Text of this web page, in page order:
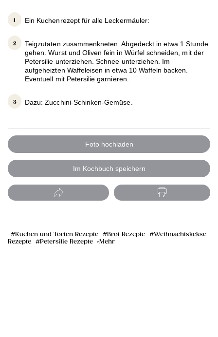
Ein Kuchenrezept für alle Leckermäuler:
Teigzutaten zusammenkneten. Abgedeckt in etwa 1 Stunde
gehen. Wurst und Oliven fein in Würfel schneiden, mit der
Petersilie unterziehen. Schnee unterziehen. Im
aufgeheizten Waffeleisen in etwa 10 Waffeln backen.
Eventuell mit Petersilie garnieren.
Dazu: Zucchini-Schinken-Gemüse.
Foto hochladen
Im Kochbuch speichern
Kuchen und Torten Rezepte Brot Rezepte
Weihnachtskekse
Rezepte
Petersilie Rezepte Mehr